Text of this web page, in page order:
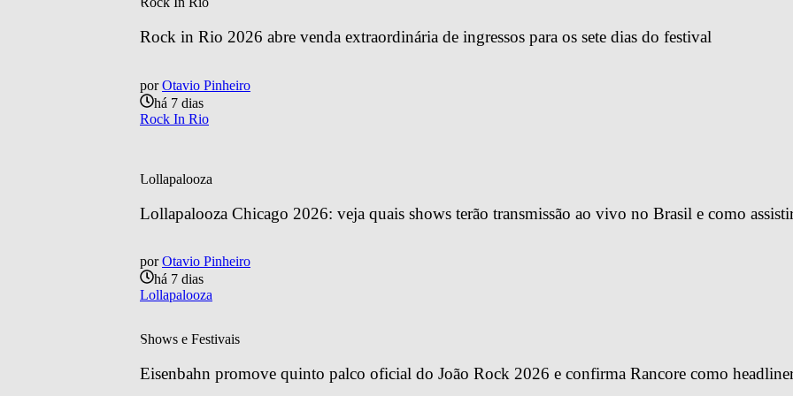
Rock in Rio 2026 abre venda extraordinária de ingressos para os sete dias do festival
por Otavio Pinheiro
há 7 dias
Rock In Rio
Lollapalooza
Lollapalooza Chicago 2026: veja quais shows terão transmissão ao vivo no Brasil e como
por Otavio Pinheiro
há 7 dias
Lollapalooza
Shows e Festivais
Eisenbahn promove quinto palco oficial do João Rock 2026 e confirma Rancore como